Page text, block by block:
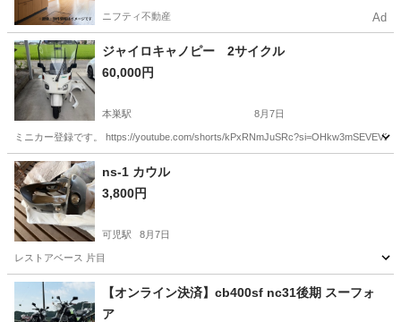
ニフティ不動産 Ad
ジャイロキャノピー 2サイクル
60,000円
本巣駅 8月7日
ミニカー登録です。 https://youtube.com/shorts/
岐阜 揖斐郡 本巣駅
ns-1 カウル
3,800円
可児駅 8月7日
レストアベース 片目
岐阜 可児市 可児駅 その他
【オンライン決済】cb400sf nc31後期 スーフォ
ア